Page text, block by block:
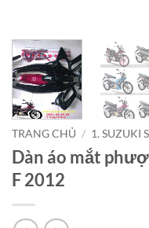
TRANG CHỦ / 1. SUZUKI
Dàn áo mắt
F 2012